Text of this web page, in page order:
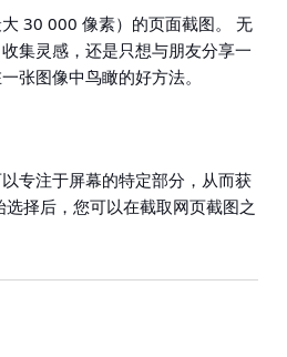
30 000 像素）的页面截图。 无
集灵感，还是只想与朋友分享一
张图像中鸟瞰的好方法。
专注于屏幕的特定部分，从而获
择后，您可以在截取网页截图之